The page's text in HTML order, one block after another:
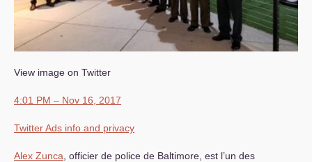
View image on Twitter
4:01 PM – Nov 16, 2017
Twitter Ads info and privacy
Alex Zunca , officier de police de Baltimore, est l’un des